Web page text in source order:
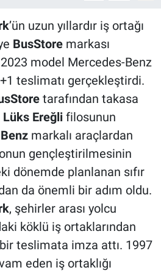
’ün uzun yıllardır iş ortağı
BusStoremarkası
2023 model Mercedes-Benz
teslimatı gerçekleştirdi.
tarafından takasa
Lüks Ereğlifilosunun
markalı araçlardan
gençleştirilmesinin
dönemde planlanan sıfır
da önemli bir adım oldu.
, şehirler arası yolcu
köklü iş ortaklarından
teslimata imza attı. 1997
eden iş ortaklığı